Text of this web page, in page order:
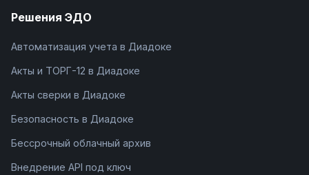
Решения ЭДО
Автоматизация учета в Диадоке
Акты и ТОРГ-12 в Диадоке
Акты сверки в Диадоке
Безопасность в Диадоке
Бессрочный облачный архив
Внедрение API под ключ